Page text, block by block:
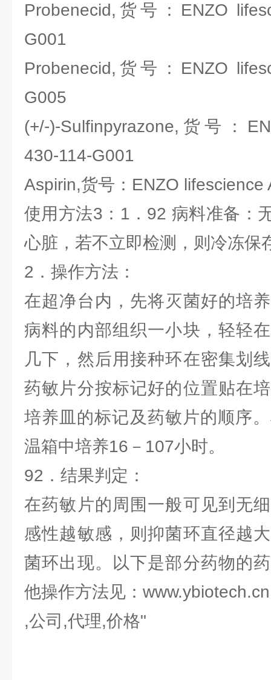
Probenecid,货号：ENZO
G001
Probenecid,货号：ENZO
G005
(+/-)-Sulfinpyrazone,货号：
430-114-G001
Aspirin,货号：ENZO lifescience
使用方法3：1．92 病料准备：
心脏，若不立即检测，则冷冻保
2．操作方法：
在超净台内，先将灭菌好的培
病料的内部组织一小块，轻轻
几下，然后用接种环在密集划
药敏片分按标记好的位置贴在
培养皿的标记及药敏片的顺序
温箱中培养16－107小时。
92．结果判定：
在药敏片的周围一般可见到无
感性越敏感，则抑菌环直径越
菌环出现。以下是部分药物的
他操作方法见：www.ybiotech.cn
,公司,代理,价格"